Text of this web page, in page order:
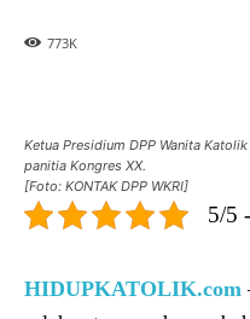
773K
Ketua Presidium DPP Wanita
panitia Kongres XX.
[Foto: KONTAK DPP WKRI]
5/5
HIDUPKATOLIK.com